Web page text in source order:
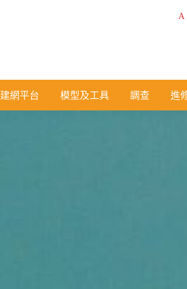
A
建網平台 模型及工具 調查 進